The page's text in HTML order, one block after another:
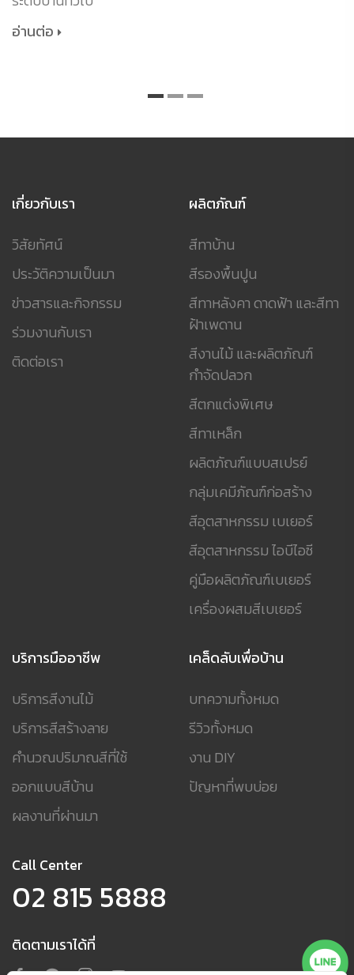
อ่านต่อ
เกี่ยวกับเรา
วิสัยทัศน์
ประวัติความเป็นมา
ข่าวสารและกิจกรรม
ร่วมงานกับเรา
ติดต่อเรา
ผลิตภัณฑ์
สีทาบ้าน
สีรองพื้นปูน
สีทาหลังคา ดาดฟ้า และสีทา
ฝ้าเพดาน
สีงานไม้ และผลิตภัณฑ์
กำจัดปลวก
สีตกแต่งพิเศษ
สีทาเหล็ก
ผลิตภัณฑ์แบบสเปรย์
กลุ่มเคมีภัณฑ์ก่อสร้าง
สีอุตสาหกรรม เบเยอร์
สีอุตสาหกรรม ไอบีไอซี
คู่มือผลิตภัณฑ์เบเยอร์
เครื่องผสมสีเบเยอร์
บริการมืออาชีพ
บริการสีงานไม้
บริการสีสร้างลาย
คำนวณปริมาณสีที่ใช้
ออกแบบสีบ้าน
ผลงานที่ผ่านมา
เคล็ดลับเพื่อบ้าน
บทความทั้งหมด
รีวิวทั้งหมด
งาน DIY
ปัญหาที่พบบ่อย
Call Center
02 815 5888
ติดตามเราได้ที่